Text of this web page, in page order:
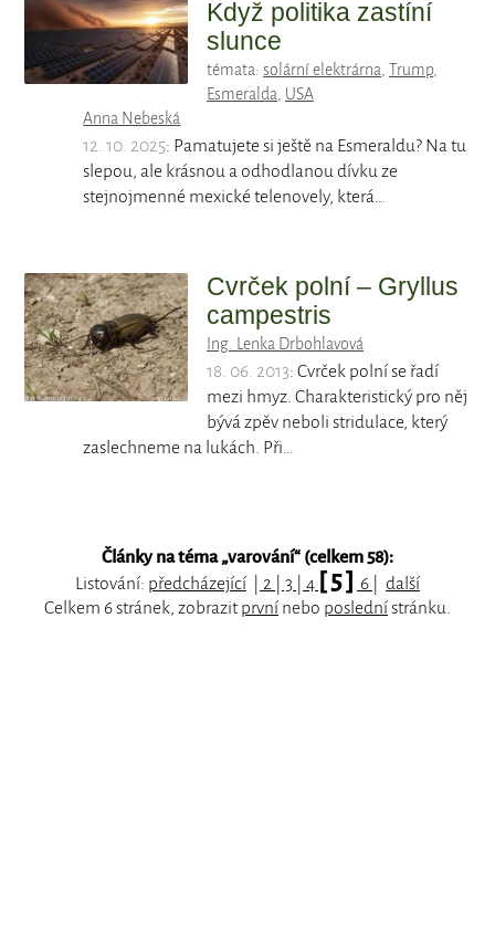
Když politika zastíní
slunce
témata: solární elektrárna, Trump,
Esmeralda, USA
Anna Nebeská
12. 10. 2025: Pamatujete si ještě na Esmeraldu? Na tu
slepou, ale krásnou a odhodlanou dívku ze
stejnojmenné mexické telenovely, která…
Cvrček polní – Gryllus
campestris
Ing. Lenka Drbohlavová
18. 06. 2013: Cvrček polní se řadí
mezi hmyz. Charakteristický pro něj
bývá zpěv neboli stridulace, který
zaslechneme na lukách. Při…
Články na téma „varování“ (celkem 58):
Listování: předcházející 2 3 4 [ 5 ] 6
další
Celkem 6 stránek, zobrazitprvní nebo poslednístránku.